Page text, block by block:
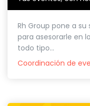
Rh Group pone a
para asesorarle en
todo tipo...
Coordinación de